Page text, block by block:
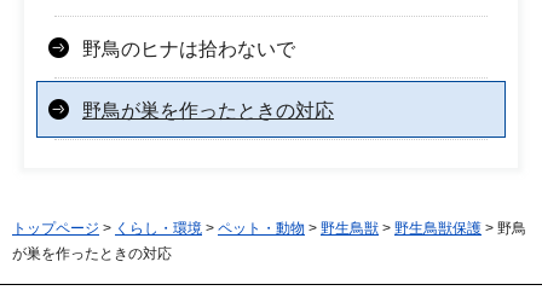
野鳥のヒナは拾わないで
野鳥が巣を作ったときの対応
トップページ > くらし・環境 > ペット・動物 > 野生鳥獣 > 野生鳥獣保護 > 野鳥
が巣を作ったときの対応